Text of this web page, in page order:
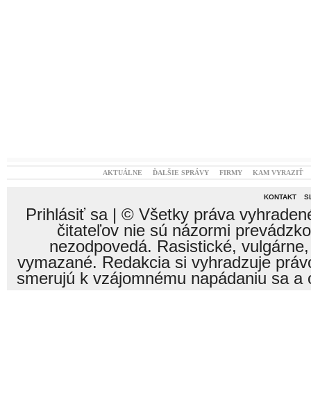
AKTUÁLNE ĎALŠIE SPRÁVY FIRMY KAM VYRAZIŤ
KONTAKT
Prihlásiť sa| © Všetky práva
čitateľov nie sú názormi
nezodpovedá. Rasistické,
vymazané. Redakcia si vyhradzuje
smerujú k vzájomnému napádaniu sa